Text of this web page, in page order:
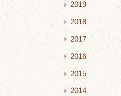
2019
2018
2017
2016
2015
2014